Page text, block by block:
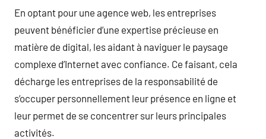
En optant pour une agence web, les entreprises
peuvent bénéficier d’une expertise précieuse en
matière de digital, les aidant à naviguer le paysage
complexe d’Internet avec confiance. Ce faisant, cela
décharge les entreprises de la responsabilité de
s’occuper personnellement leur présence en ligne et
leur permet de se concentrer sur leurs principales
activités.